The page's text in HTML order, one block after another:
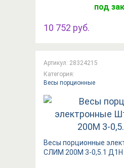
под
10 752 руб.
Артикул: 28324215
Категория:
Весы порционные
Весы порционные
СЛИМ 200М 3-0,5.1 Д1Н